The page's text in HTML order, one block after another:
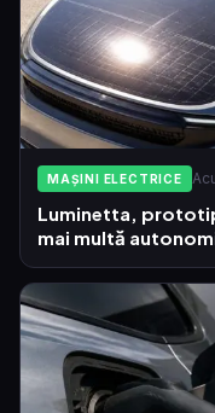
MAȘINI ELECTRICE
Luminetta,
mai multă